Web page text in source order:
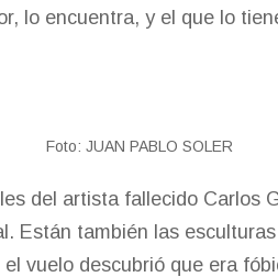
lo encuentra, y el que lo
Foto: JUAN PABLO SOLER
del artista fallecido Carlos
Están también las
vuelo descubrió que era